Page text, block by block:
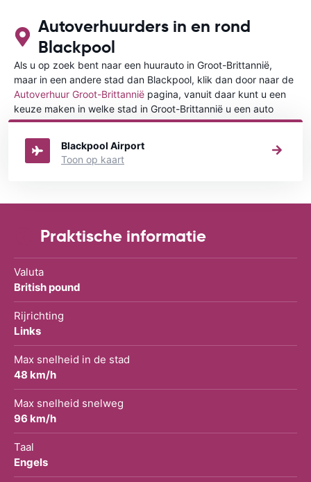
Autoverhuurders in en rond
Blackpool
Als u op zoek bent naar een huurauto in Groot-Brittannië,
maar in een andere stad dan Blackpool, klik dan door naar de
Autoverhuur Groot-Brittannië pagina, vanuit daar kunt u een
keuze maken in welke stad in Groot-Brittannië u een auto
huren wilt.
Blackpool Airport
Toon op kaart
Praktische informatie
Valuta
British pound
Rijrichting
Links
Max snelheid in de stad
48 km/h
Max snelheid snelweg
96 km/h
Taal
Engels